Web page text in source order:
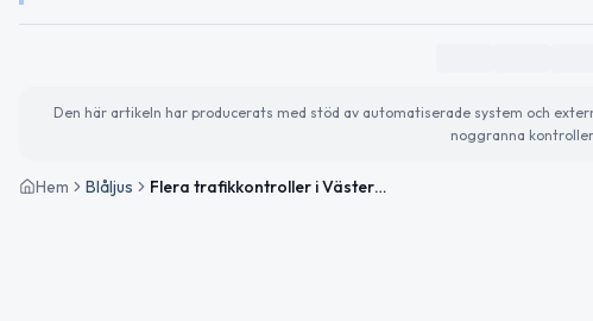
Den här artikeln har producerats med stöd av automatiserade system och
noggranna
Hem Blåljus Flera trafikkontroller i Västernorrlands län – rattfylleri och hastighetsböter